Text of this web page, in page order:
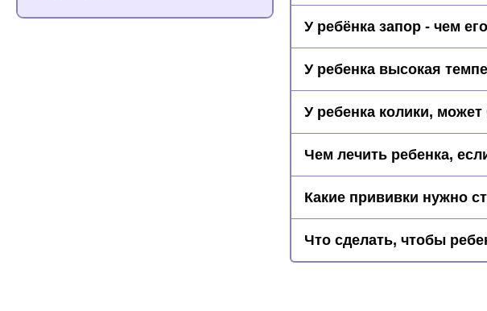
У ребёнка запор - чем
У ребенка высокая
У ребенка колики,
Чем лечить ребенка,
Какие прививки нужно
Что сделать, чтобы